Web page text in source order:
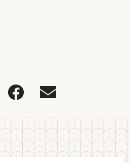
 